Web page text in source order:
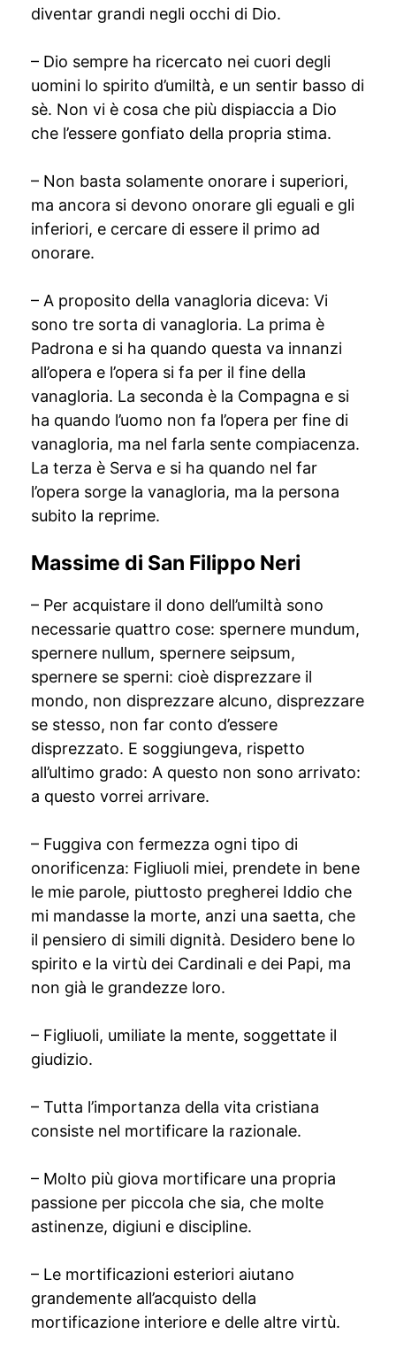
diventar grandi negli occhi di Dio.
– Dio sempre ha ricercato nei cuori degli
uomini lo spirito d’umiltà, e un sentir basso di
sè. Non vi è cosa che più dispiaccia a Dio
che l’essere gonfiato della propria stima.
– Non basta solamente onorare i superiori,
ma ancora si devono onorare gli eguali e gli
inferiori, e cercare di essere il primo ad
onorare.
– A proposito della vanagloria diceva: Vi
sono tre sorta di vanagloria. La prima è
Padrona e si ha quando questa va innanzi
all’opera e l’opera si fa per il fine della
vanagloria. La seconda è la Compagna e si
ha quando l’uomo non fa l’opera per fine di
vanagloria, ma nel farla sente compiacenza.
La terza è Serva e si ha quando nel far
l’opera sorge la vanagloria, ma la persona
subito la reprime.
Massime di San Filippo Neri
– Per acquistare il dono dell’umiltà sono
necessarie quattro cose: spernere mundum,
spernere nullum, spernere seipsum,
spernere se sperni: cioè disprezzare il
mondo, non disprezzare alcuno, disprezzare
se stesso, non far conto d’essere
disprezzato. E soggiungeva, rispetto
all’ultimo grado: A questo non sono arrivato:
a questo vorrei arrivare.
– Fuggiva con fermezza ogni tipo di
onorificenza: Figliuoli miei, prendete in bene
le mie parole, piuttosto pregherei Iddio che
mi mandasse la morte, anzi una saetta, che
il pensiero di simili dignità. Desidero bene lo
spirito e la virtù dei Cardinali e dei Papi, ma
non già le grandezze loro.
– Figliuoli, umiliate la mente, soggettate il
giudizio.
– Tutta l’importanza della vita cristiana
consiste nel mortificare la razionale.
– Molto più giova mortificare una propria
passione per piccola che sia, che molte
astinenze, digiuni e discipline.
– Le mortificazioni esteriori aiutano
grandemente all’acquisto della
mortificazione interiore e delle altre virtù.